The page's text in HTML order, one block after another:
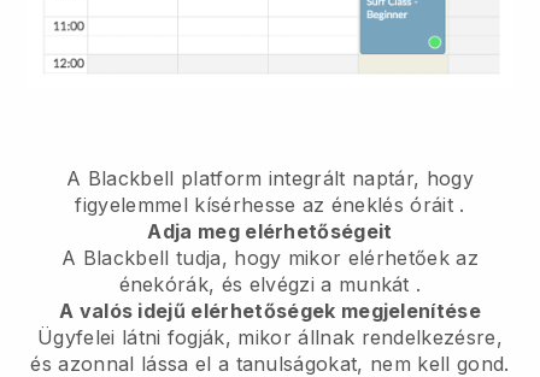
A Blackbell platform integrált naptár, hogy
figyelemmel kísérhesse az éneklés óráit.
Adja meg elérhetőségeit
A Blackbell tudja, hogy mikor elérhetőek az
énekórák, és elvégzi a munkát .
A valós idejű elérhetőségek megjelenítése
Ügyfelei látni fogják, mikor állnak rendelkezésre,
és azonnal lássa el a tanulságokat, nem kell gond.